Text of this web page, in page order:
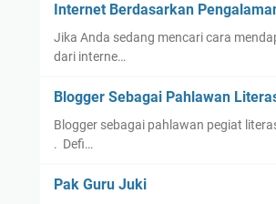
Internet Berdasarkan
Jika Anda sedang mencari cara
dari interne…
Blogger Sebagai Pahlawan
Blogger sebagai pahlawan pegiat
. Defi…
Pak Guru Juki